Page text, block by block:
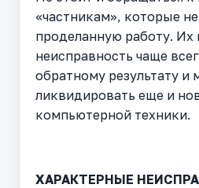
«частникам», которые
проделанную работу. Их
неисправность чаще
обратному результату и
ликвидировать еще и
компьютерной техники.
ХАРАКТЕРНЫЕ